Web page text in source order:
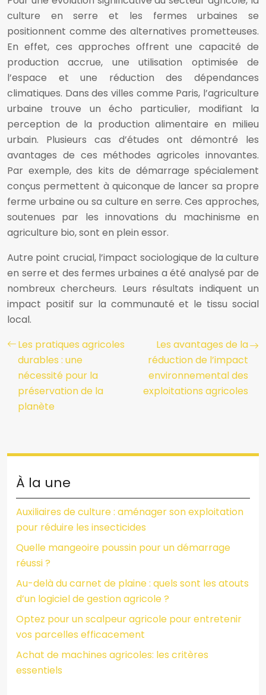
culture en serre et les fermes urbaines se
positionnent comme des alternatives prometteuses.
En effet, ces approches offrent une capacité de
production accrue, une utilisation optimisée de
l’espace et une réduction des dépendances
climatiques. Dans des villes comme Paris, l’agriculture
urbaine trouve un écho particulier, modifiant la
perception de la production alimentaire en milieu
urbain. Plusieurs cas d’études ont démontré les
avantages de ces méthodes agricoles innovantes.
Par exemple, des kits de démarrage spécialement
conçus permettent à quiconque de lancer sa propre
ferme urbaine ou sa culture en serre. Ces approches,
soutenues par les innovations du machinisme en
agriculture bio, sont en plein essor.
Autre point crucial, l’impact sociologique de la culture
en serre et des fermes urbaines a été analysé par de
nombreux chercheurs. Leurs résultats indiquent un
impact positif sur la communauté et le tissu social
local.
Les pratiques agricoles
durables : une
nécessité pour la
préservation de la
planète
Les avantages de la
réduction de l’impact
environnemental des
exploitations agricoles
À la une
Auxiliaires de culture : aménager son exploitation
pour réduire les insecticides
Quelle mangeoire poussin pour un démarrage
réussi ?
Au-delà du carnet de plaine : quels sont les atouts
d’un logiciel de gestion agricole ?
Optez pour un scalpeur agricole pour entretenir
vos parcelles efficacement
Achat de machines agricoles: les critères
essentiels